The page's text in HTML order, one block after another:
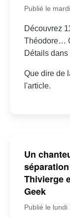
Publié le
Découvrez
Théodore…
Détails
Que dire de
l'article.
Un
Thivierge
Geek
Publié le lundi